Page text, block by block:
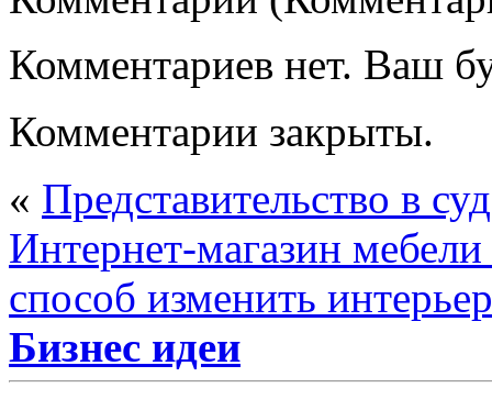
Комментариев нет. Ваш
Комментарии закрыты.
« Представительство в
Интернет-магазин
способ изменить
Бизнес идеи